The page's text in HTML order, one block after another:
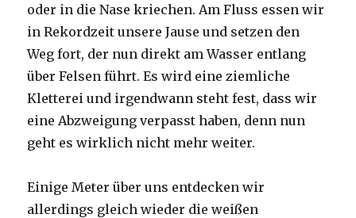
oder in die Nase kriechen. Am Fluss essen wir
in Rekordzeit unsere Jause und setzen den
Weg fort, der nun direkt am Wasser entlang
über Felsen führt. Es wird eine ziemliche
Kletterei und irgendwann steht fest, dass wir
eine Abzweigung verpasst haben, denn nun
geht es wirklich nicht mehr weiter.
Einige Meter über uns entdecken wir
allerdings gleich wieder die weißen